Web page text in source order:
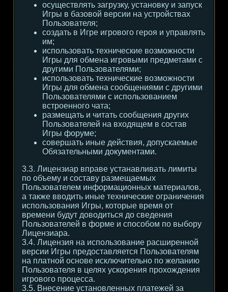
осуществлять загрузку, установку и запуск
Игры в базовой версии на устройствах
Пользователя;
создать в Игре игрового героя и управлять
им;
использовать технические возможности
Игры для обмена игровыми предметами с
другими Пользователями;
использовать технические возможности
Игры для обмена сообщениями с другими
Пользователями с использованием
встроенного чата;
размещать и читать сообщения других
Пользователей на входящем в состав
Игры форуме;
совершать иные действия, допускаемые
Обязательными документами.
3.3. Лицензиар вправе устанавливать лимиты
по объему и составу размещаемых
Пользователем информационных материалов,
а также вводить иные технические ограничения
использования Игры, которые время от
времени будут доводиться до сведения
Пользователей в форме и способом по выбору
Лицензиара.
3.4. Лицензия на использование расширенной
версии Игры предоставляется Пользователям
на платной основе исключительно по желанию
Пользователя в целях ускорения прохождения
игрового процесса.
3.5. Внесение установленных платежей за